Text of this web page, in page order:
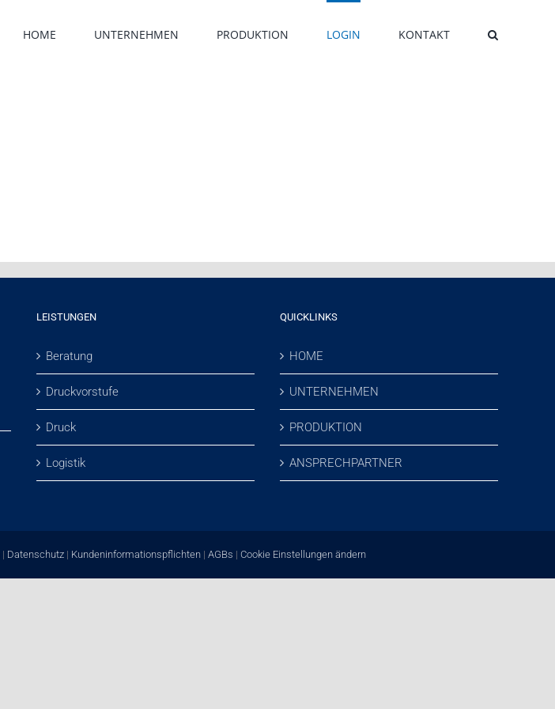
HOME UNTERNEHMEN PRODUKTION LOGIN KONTAKT
LEISTUNGEN
Beratung
Druckvorstufe
Druck
Logistik
QUICKLINKS
HOME
UNTERNEHMEN
PRODUKTION
ANSPRECHPARTNER
| Datenschutz | Kundeninformationspflichten | AGBs | Cookie Einstellungen ändern